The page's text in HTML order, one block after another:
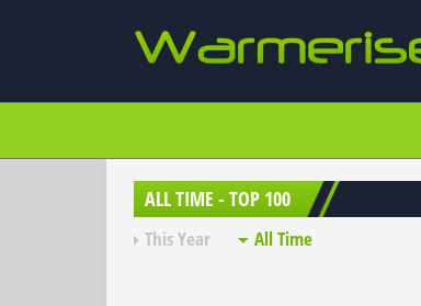
ALL TIME - TOP 100
This Year All Time